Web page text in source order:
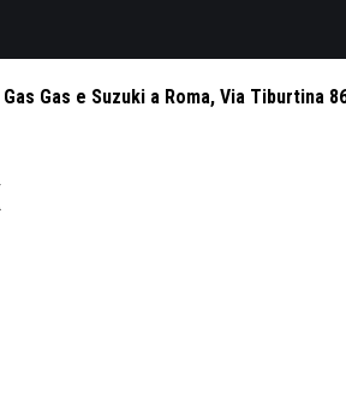
Gas e Suzuki a Roma, Via Tiburtina